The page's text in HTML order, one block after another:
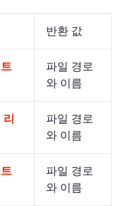
반환 값
파일 경로
와 이름
리
파일 경로
와 이름
파일 경로
와 이름